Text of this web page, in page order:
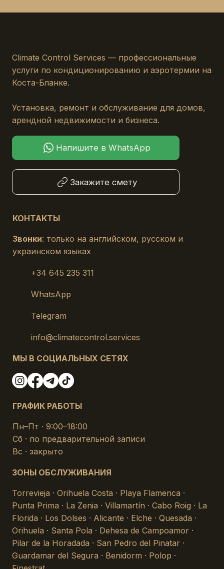
Climate Control Services — профессиональные
услуги по кондиционированию и аэротермии на
Коста-Бланке.
Установка, ремонт и обслуживание для домов,
арендной недвижимости и бизнеса.
Напишите в WhatsApp
Закажите смету
КОНТАКТЫ
Звонки: только на английском, русском и
украинском языках
+34 645 235 311
WhatsApp
Telegram
info@climatecontrol.services
МЫ В СОЦИАЛЬНЫХ СЕТЯХ
ГРАФИК РАБОТЫ
Пн–Пт · 9:00–18:00
Сб · по предварительной записи
Вс · закрыто
ЗОНЫ ОБСЛУЖИВАНИЯ
Torrevieja · Orihuela Costa · Playa Flamenca ·
Punta Prima · La Zenia · Villamartín · Cabo Roig · La
Florida · Los Dolses · Alicante · Elche · Quesada ·
Orihuela · Santa Pola · Dehesa de Campoamor ·
Pilar de la Horadada · San Pedro del Pinatar ·
Guardamar del Segura · Benidorm · Polop ·